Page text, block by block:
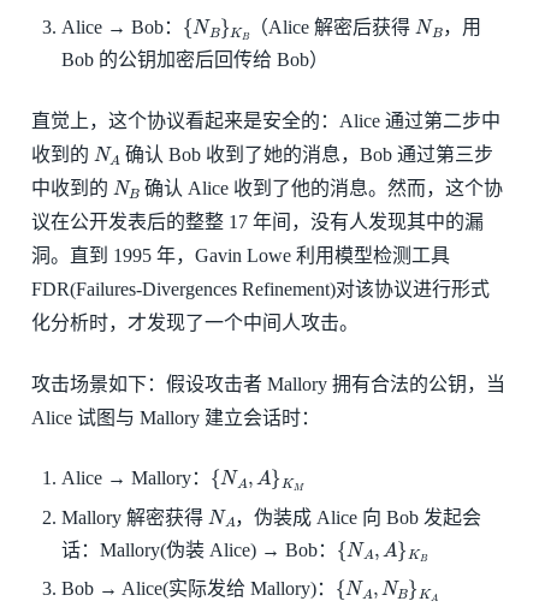
Alice → Bob：
{ NB } （Alice 解密后获得NB ，用
Bob 的公钥加密后回传给 Bob）
直觉上，这个协议看起来是安全的：Alice 通过第二步中
收到的 NA
确认 Bob 收到了她的消息，Bob 通过第三步
中收到的 NB 确认 Alice 收到了他的消息。然而，这个协
议在公开发表后的整整 17 年间，没有人发现其中的漏
洞。直到 1995 年，Gavin Lowe 利用模型检测工具
FDR(Failures-Divergences Refinement)对该协议进行形式
化分析时，才发现了一个中间人攻击。
攻击场景如下：假设攻击者 Mallory 拥有合法的公钥，当
Alice 试图与 Mallory 建立会话时：
Alice → Mallory： { NA A}
Mallory 解密获得 NA ，伪装成 Alice 向 Bob 发起会
话：Mallory(伪装 Alice) → Bob：
{ NA A}
Bob → Alice(实际发给 Mallory)： { NA NB }